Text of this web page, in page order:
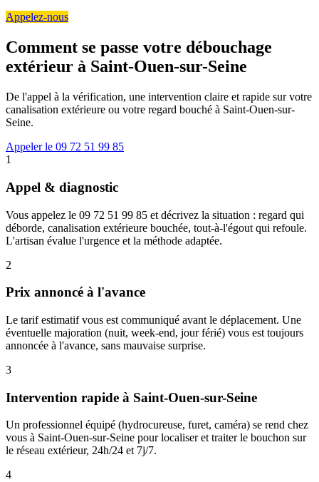
Appelez-nous
Comment se passe votre débouchage
extérieur à Saint-Ouen-sur-Seine
De l'appel à la vérification, une intervention claire et rapide sur votre
canalisation extérieure ou votre regard bouché à Saint-Ouen-sur-
Seine.
Appeler le 09 72 51 99 85
1
Appel & diagnostic
Vous appelez le 09 72 51 99 85 et décrivez la situation : regard qui
déborde, canalisation extérieure bouchée, tout-à-l'égout qui refoule.
L'artisan évalue l'urgence et la méthode adaptée.
2
Prix annoncé à l'avance
Le tarif estimatif vous est communiqué avant le déplacement. Une
éventuelle majoration (nuit, week-end, jour férié) vous est toujours
annoncée à l'avance, sans mauvaise surprise.
3
Intervention rapide à Saint-Ouen-sur-Seine
Un professionnel équipé (hydrocureuse, furet, caméra) se rend chez
vous à Saint-Ouen-sur-Seine pour localiser et traiter le bouchon sur
le réseau extérieur, 24h/24 et 7j/7.
4